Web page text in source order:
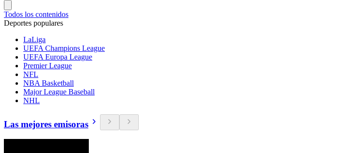
Todos los contenidos
Deportes populares
LaLiga
UEFA Champions League
UEFA Europa League
Premier League
NFL
NBA Basketball
Major League Baseball
NHL
Las mejores emisoras